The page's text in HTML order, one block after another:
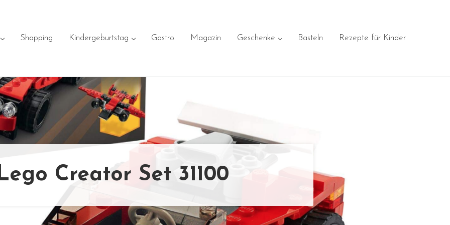
Shopping Kindergeburtstag Gastro Magazin Geschenke Basteln Rezepte für Kinder
Creator Set 31100